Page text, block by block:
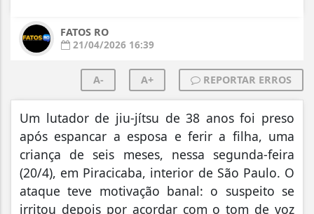
FATOS RO
21/04/2026 16:39
A- A+ REPORTAR ERROS
Um lutador de jiu-jítsu de 38 anos foi preso
após espancar a esposa e ferir a filha, uma
criança de seis meses, nessa segunda-feira
(20/4), em Piracicaba, interior de São Paulo. O
ataque teve motivação banal: o suspeito se
irritou depois por acordar com o tom de voz